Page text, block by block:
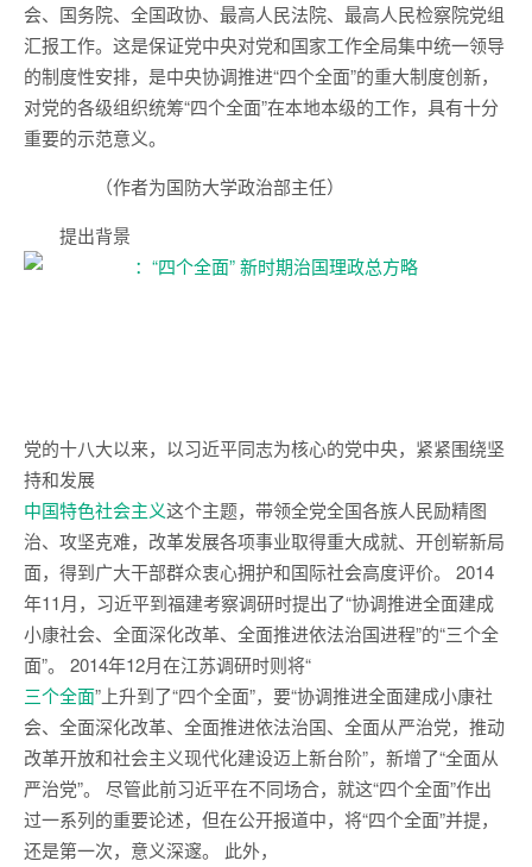
会、国务院、全国政协、最高人民法院、最高人民检察院党组
汇报工作。这是保证党中央对党和国家工作全局集中统一领导
的制度性安排，是中央协调推进“四个全面”的重大制度创新，
对党的各级组织统筹“四个全面”在本地本级的工作，具有十分
重要的示范意义。
（作者为国防大学政治部主任）
提出背景
党的十八大以来，以习近平同志为核心的党中央，紧紧围绕坚
持和发展
中国特色社会主义这个主题，带领全党全国各族人民励精图
治、攻坚克难，改革发展各项事业取得重大成就、开创崭新局
面，得到广大干部群众衷心拥护和国际社会高度评价。 2014
年11月，习近平到福建考察调研时提出了“协调推进全面建成
小康社会、全面深化改革、全面推进依法治国进程”的“三个全
面”。 2014年12月在江苏调研时则将“
三个全面”上升到了“四个全面”，要“协调推进全面建成小康社
会、全面深化改革、全面推进依法治国、全面从严治党，推动
改革开放和社会主义现代化建设迈上新台阶”，新增了“全面从
严治党”。 尽管此前习近平在不同场合，就这“四个全面”作出
过一系列的重要论述，但在公开报道中，将“四个全面”并提，
还是第一次，意义深邃。 此外，